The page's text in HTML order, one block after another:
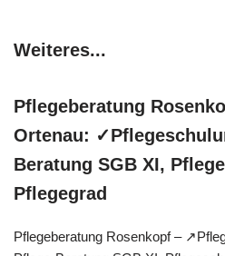
Weiteres...
Pflegeberatung
Ortenau:
Beratung SGB XI,
Pflegegrad
Pflegeberatung Rosenkopf –